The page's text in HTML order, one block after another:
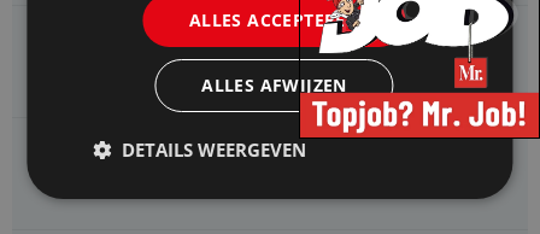
Gemeente Meppel zoekt een
Juridisch Adviseur
CAOP zoekt een
ALLES ACCEPTEREN
ALLES AFWIJZEN
DETAILS WEERGEVEN